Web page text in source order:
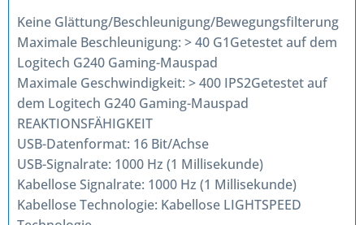
Keine Glättung/Beschleunigung/Bewegungsfilterung
Maximale Beschleunigung: > 40 G1Getestet auf dem
Logitech G240 Gaming-Mauspad
Maximale Geschwindigkeit: > 400 IPS2Getestet auf
dem Logitech G240 Gaming-Mauspad
REAKTIONSFÄHIGKEIT
USB-Datenformat: 16 Bit/Achse
USB-Signalrate: 1000 Hz (1 Millisekunde)
Kabellose Signalrate: 1000 Hz (1 Millisekunde)
Kabellose Technologie: Kabellose LIGHTSPEED